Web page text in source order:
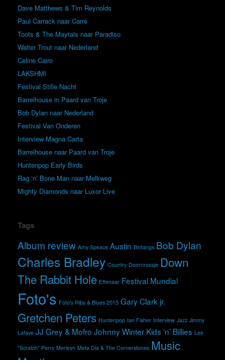
Dave Matthews & Tim Reynolds
Paul Carrack naar Carré
Toots & The Maytals naar Paradiso
Walter Trout naar Nederland
Celine Cairo
LAKSHMI
Festival Stille Nacht
Barrelhouse in Paard van Troje
Bob Dylan naar Nederland
Festival Van Onderen
Interview Magna Carta
Barrelhouse naar Paard van Troje
Huntenpop Early Birds
Rag ‘n’ Bone Man naar Melkweg
Mighty Diamonds naar Luxor Live
Tags
Album review Amy Speace Austin Bintangs Bob Dylan
Charles Bradley Country Doornroosje Down
The Rabbit Hole Effenaar Festival Mundial
Foto's Foto's Ribs & Blues 2015 Gary Clark jr.
Gretchen Peters Huntenpop Ian Fisher Interview Jazz Jimmy
Lafave JJ Grey & Mofro Johnny Winter Kids ‘n’ Billies Lee
"Scratch" Perry Merleyn Meta Dia & The Cornerstones Music